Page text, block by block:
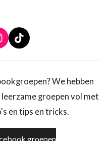
T
i
k
o
We hebben
groepen vol met
en tips en tricks.
groepen